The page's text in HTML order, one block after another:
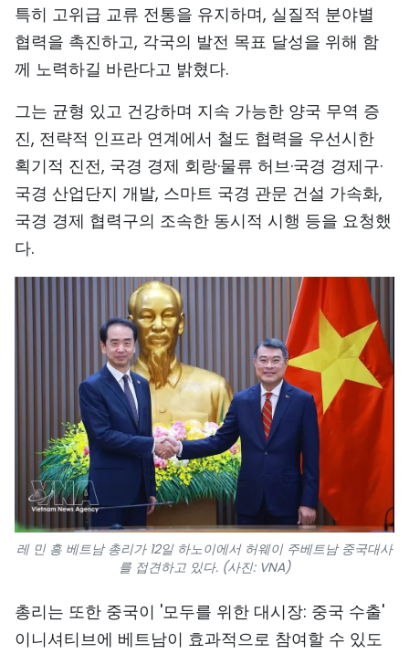
특히 고위급 교류 전통을 유지하며, 실질적 분야별
협력을 촉진하고, 각국의 발전 목표 달성을 위해 함
께 노력하길 바란다고 밝혔다.
그는 균형 있고 건강하며 지속 가능한 양국 무역 증
진, 전략적 인프라 연계에서 철도 협력을 우선시한
획기적 진전, 국경 경제 회랑·물류 허브·국경 경제구·
국경 산업단지 개발, 스마트 국경 관문 건설 가속화,
국경 경제 협력구의 조속한 동시적 시행 등을 요청했
다.
레 민 흥 베트남 총리가 12일 하노이에서 허웨이 주베트남 중국대사
를 접견하고 있다. (사진: VNA)
총리는 또한 중국이 '모두를 위한 대시장: 중국 수출'
이니셔티브에 베트남이 효과적으로 참여할 수 있도